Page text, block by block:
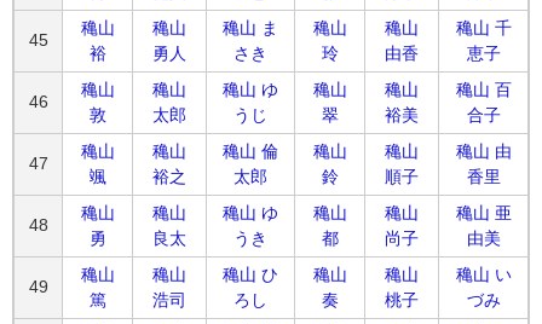
45
穐山
裕
穐山
勇人
穐山 ま
さき
穐山
玲
穐山
由香
穐山 千
恵子
46
穐山
敦
穐山
太郎
穐山 ゆ
うじ
穐山
翠
穐山
裕美
穐山 百
合子
47
穐山
颯
穐山
裕之
穐山 倫
太郎
穐山
鈴
穐山
順子
穐山 由
香里
48
穐山
勇
穐山
良太
穐山 ゆ
うき
穐山
都
穐山
尚子
穐山 亜
由美
49
穐山
篤
穐山
浩司
穐山 ひ
ろし
穐山
奏
穐山
桃子
穐山 い
づみ